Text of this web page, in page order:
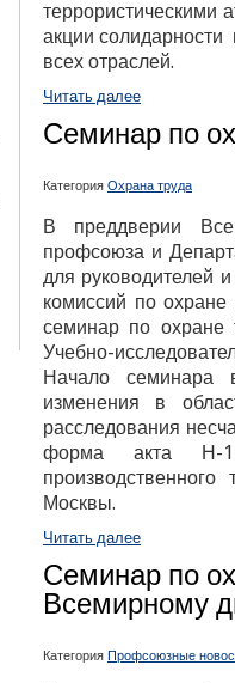
террористическими
акции
всех отраслей.
Читать далее
Семинар по
Категория Охрана труда
В преддверии
профсоюза и
для руководителей
комиссий по охране
семинар по охране
Учебно-
Начало семинара
изменения в
расследования
форма акта Н-1
Москвы.
Читать далее
Семинар по
Всемирному
Категория Профсоюзные